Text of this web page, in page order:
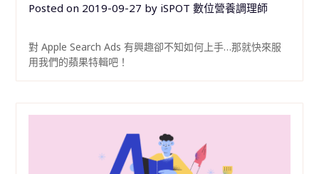
Posted on 2019-09-27 by iSPOT 數位營養調理師
對 Apple Search Ads 有興趣卻不知如何上手…那就快來服
用我們的蘋果特輯吧！